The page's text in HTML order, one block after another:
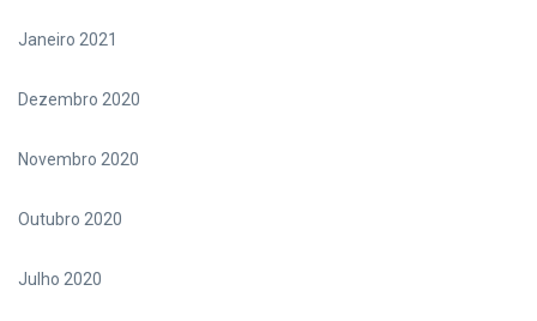
Janeiro 2021
Dezembro 2020
Novembro 2020
Outubro 2020
Julho 2020